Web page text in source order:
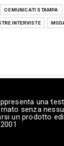
Mingardi
porta”
Lug 27, 2026
Teatro
musicale 'A
COMUNICATI STAMPA
INTERVISTE
una
senza
un prodotto